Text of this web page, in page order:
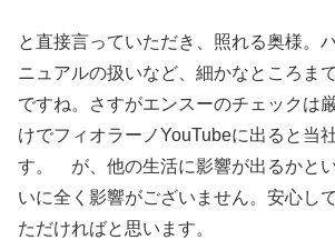
と直接言っていただき、照れる奥様。
ニュアルの扱いなど、細かなところま
ですね。さすがエンスーのチェック
けでフィオラーノYouTubeに出ると当
す。 が、他の生活に影響が出るかと
いに全く影響がございません。安心し
ただければと思います。